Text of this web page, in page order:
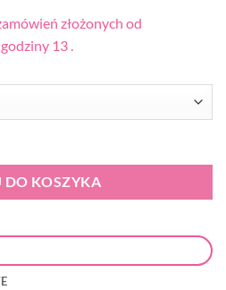
złożonych od
13 .
DO KOSZYKA